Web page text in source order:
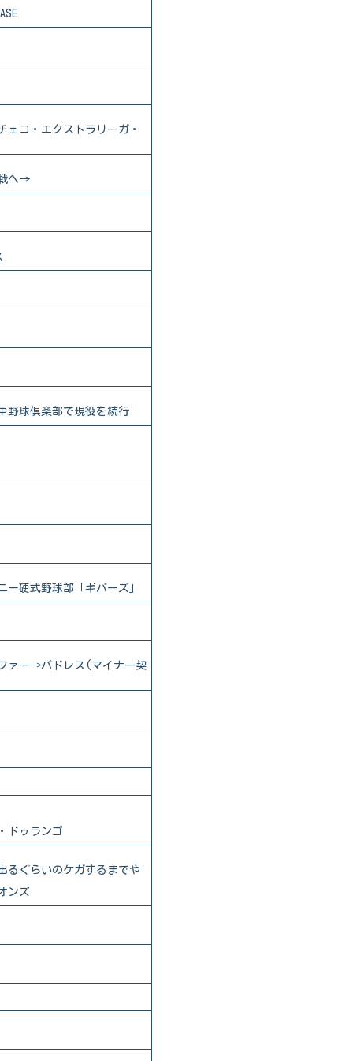
コ・エクストラリーガ・
へ→
野球倶楽部で現役を続行
硬式野球部「ギバーズ」
ァー→パドレス(マイナー契
ドゥランゴ
るぐらいのケガするまでや
ンズ